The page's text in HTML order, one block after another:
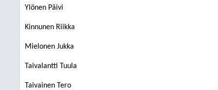
Ylönen Päivi
Kinnunen Riikka
Mielonen Jukka
Taivalantti Tuula
Taivainen Tero